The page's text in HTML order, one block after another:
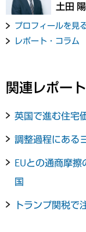
土田
プロフィールを見
レポート・コラム
関連レポー
英国で進む住宅
調整過程にある
EUとの通商摩
国
トランプ関税で